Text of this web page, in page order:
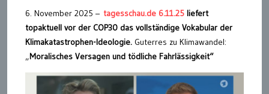
6. November 2025 – tagesschau.de 6.11.25 liefert
topaktuell vor der COP30 das vollständige Vokabular der
Klimakatastrophen-Ideologie. Guterres zu Klimawandel:
„Moralisches Versagen und tödliche Fahrlässigkeit“